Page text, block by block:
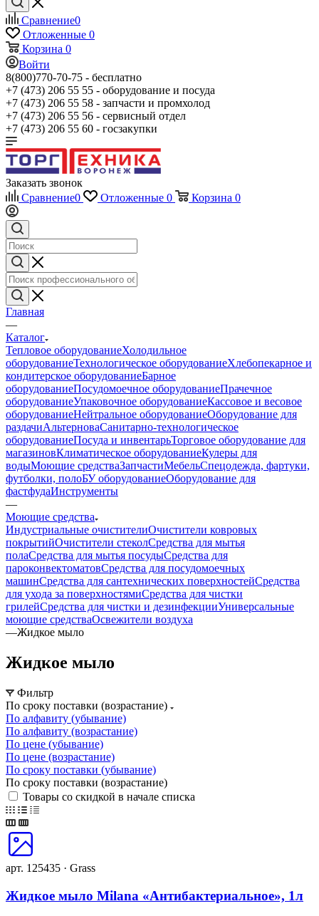
Сравнение0
Отложенные 0
Корзина 0
Войти
8(800)770-70-75 - бесплатно
+7 (473) 206 55 55 - оборудование и посуда
+7 (473) 206 55 58 - запчасти и промхолод
+7 (473) 206 55 56 - сервисный отдел
+7 (473) 206 55 60 - госзакупки
Заказать звонок
Сравнение0 Отложенные 0 Корзина 0
Главная
—
Каталог
Тепловое оборудованиеХолодильное
оборудованиеТехнологическое оборудованиеХлебопекарное и
кондитерское оборудованиеБарное
оборудованиеПосудомоечное оборудованиеПрачечное
оборудованиеУпаковочное оборудованиеКассовое и весовое
оборудованиеНейтральное оборудованиеОборудование для
раздачиАльтерноваСанитарно-технологическое
оборудованиеПосуда и инвентарьТорговое оборудование для
магазиновКлиматическое оборудованиеКулеры для
водыМоющие средстваЗапчастиМебельСпецодежда, фартуки,
футболки, полоБУ оборудованиеОборудование для
фастфудаИнструменты
—
Моющие средства
Индустриальные очистителиОчистители ковровых
покрытийОчистители стеколСредства для мытья
полаСредства для мытья посудыСредства для
пароконвектоматовСредства для посудомоечных
машинСредства для сантехнических поверхностейСредства
для ухода за поверхностямиСредства для чистки
грилейСредства для чистки и дезинфекцииУниверсальные
моющие средстваОсвежители воздуха
—Жидкое мыло
Жидкое мыло
Фильтр
По сроку поставки (возрастание)
По алфавиту (убывание)
По алфавиту (возрастание)
По цене (убывание)
По цене (возрастание)
По сроку поставки (убывание)
По сроку поставки (возрастание)
Товары со скидкой в начале списка
арт. 125435 · Grass
Жидкое мыло Milana «Антибактериальное», 1л